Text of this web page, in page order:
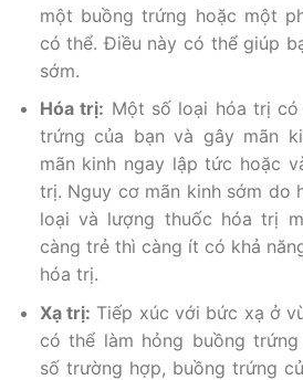
một buồng trứng hoặc một
có thể. Điều này có thể giúp
sớm.
Hóa trị: Một số loại hóa trị
trứng của bạn và gây mãn
mãn kinh ngay lập tức hoặc
trị. Nguy cơ mãn kinh sớm do
loại và lượng thuốc hóa trị
càng trẻ thì càng ít có khả
hóa trị.
Xạ trị: Tiếp xúc với bức xạ ở
có thể làm hỏng buồng
số trường hợp, buồng trứng